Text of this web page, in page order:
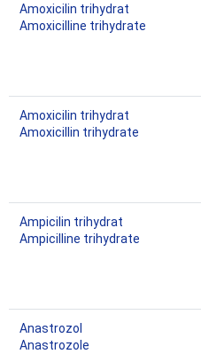
Amoxicilin trihydrat
Amoxicilline trihydrate
Amoxicilin trihydrat
Amoxicillin trihydrate
Ampicilin trihydrat
Ampicilline trihydrate
Anastrozol
Anastrozole